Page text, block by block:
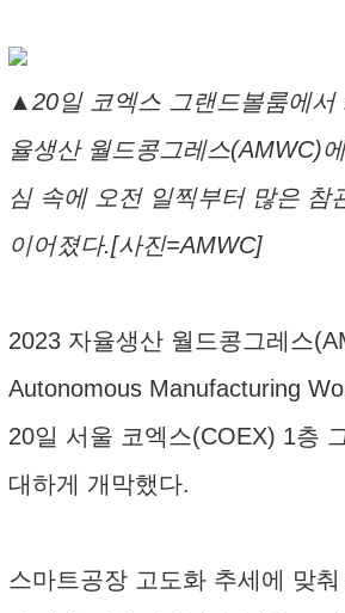
▲20일 코엑스 그랜드볼룸에서
율생산 월드콩그레스(AMWC)
심 속에 오전 일찍부터 많은 참
이어졌다.[사진=AMWC]
2023 자율생산 월드콩그레스
Autonomous Manufacturing
20일 서울 코엑스(COEX) 1층
대하게 개막했다.
스마트공장 고도화 추세에 맞